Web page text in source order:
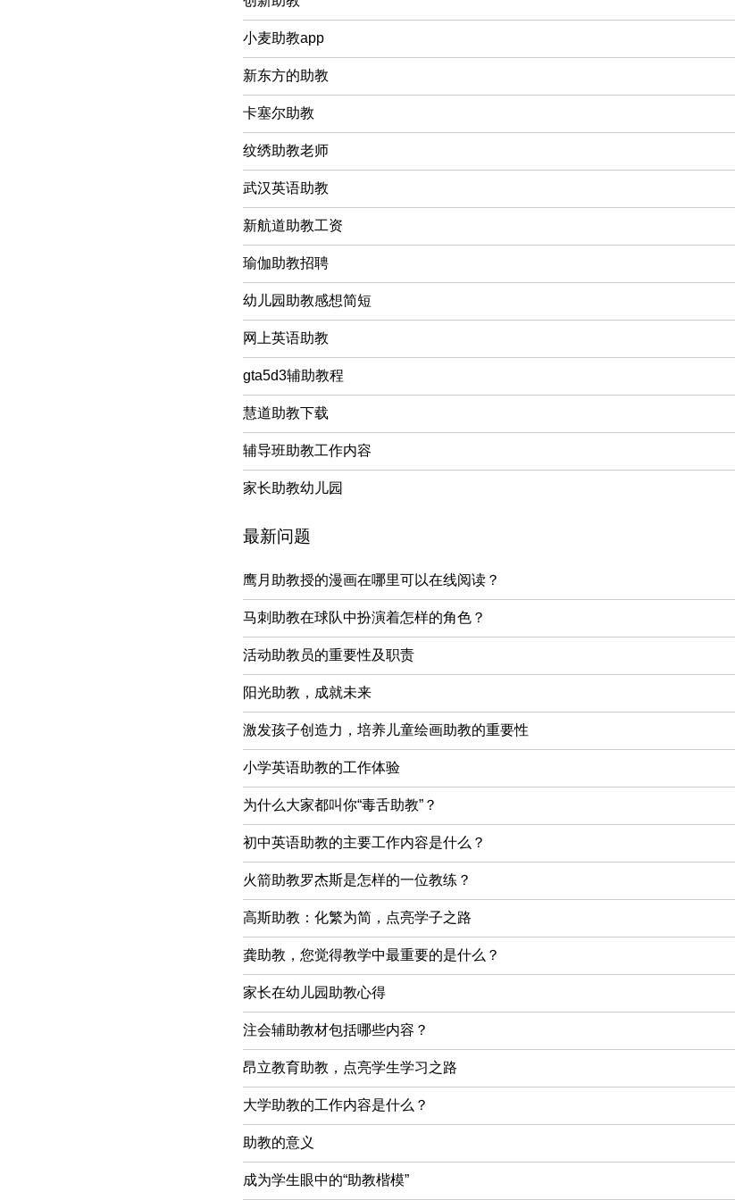
小麦助教app
新东方的助教
卡塞尔助教
纹绣助教老师
武汉英语助教
新航道助教工资
瑜伽助教招聘
幼儿园助教感想简短
网上英语助教
gta5d3辅助教程
慧道助教下载
辅导班助教工作内容
家长助教幼儿园
最新问题
鹰月助教授的漫画在哪里可以在线阅读？
马刺助教在球队中扮演着怎样的角色？
活动助教员的重要性及职责
阳光助教，成就未来
激发孩子创造力，培养儿童绘画助教的重要性
小学英语助教的工作体验
为什么大家都叫你“毒舌助教”？
初中英语助教的主要工作内容是什么？
火箭助教罗杰斯是怎样的一位教练？
高斯助教：化繁为简，点亮学子之路
龚助教，您觉得教学中最重要的是什么？
家长在幼儿园助教心得
注会辅助教材包括哪些内容？
昂立教育助教，点亮学生学习之路
大学助教的工作内容是什么？
助教的意义
成为学生眼中的“助教楷模”